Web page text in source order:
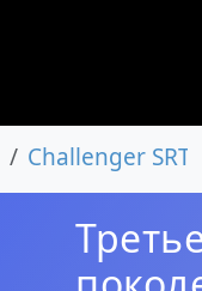
Challenger SRT